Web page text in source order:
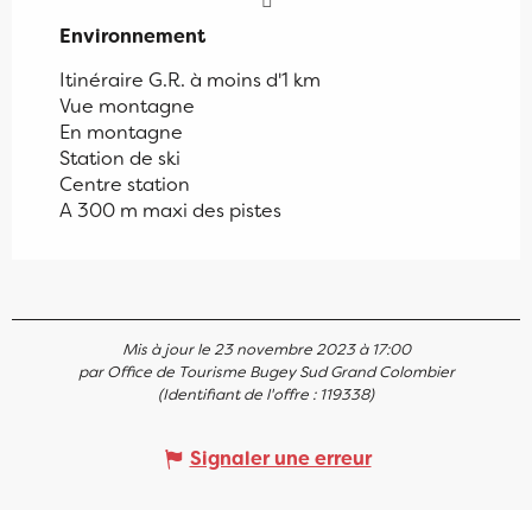
Environnement
Environnement
Itinéraire G.R. à moins d'1 km
Vue montagne
En montagne
Station de ski
Centre station
A 300 m maxi des pistes
Mis à jour le 23 novembre 2023 à 17:00
par Office de Tourisme Bugey Sud Grand Colombier
(Identifiant de l'offre : 119338)
Signaler une erreur